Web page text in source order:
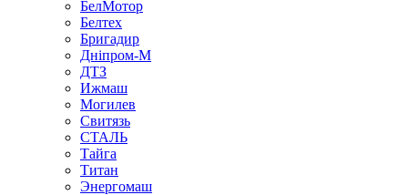
БелМотор
Белтех
Бригадир
Дніпром-М
ДТЗ
Ижмаш
Могилев
Свитязь
СТАЛЬ
Тайга
Титан
Энергомаш